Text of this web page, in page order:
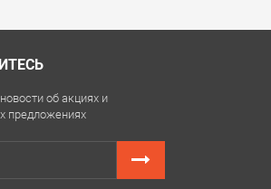
об акциях и
предложениях